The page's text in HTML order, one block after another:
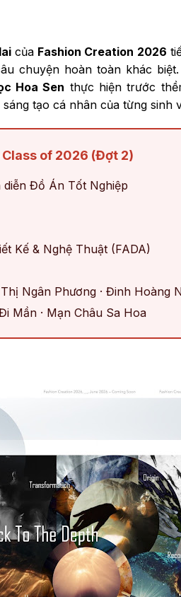
của Fashion Creation 2026
chuyện hoàn toàn khác
Hoa Sen thực hiện trước
tạo cá nhân của từng sinh
of 2026 (Đợt 2)
diễn Đồ Án Tốt Nghiệp
Kế & Nghệ Thuật (FADA)
Ngân Phương · Đinh Hoàng
Mần · Mạn Châu Sa Hoa